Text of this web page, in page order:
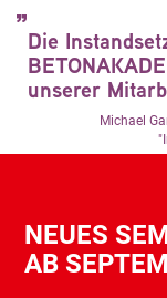
Die
unserer
Michael
NEUES
AB